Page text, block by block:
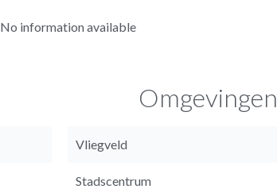
No information available
Omgevingen
Vliegveld
Stadscentrum